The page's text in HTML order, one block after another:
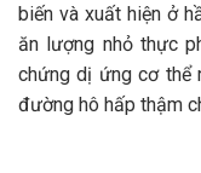
biến và xuất hiện ở
ăn lượng nhỏ thực
chứng dị ứng cơ thể
đường hô hấp thậm